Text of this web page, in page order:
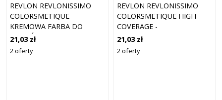
REVLON REVLONISSIMO
COLORSMETIQUE -
KREMOWA FARBA DO
WŁOSÓW, 60ML 7,44 |
ŚREDNI INTENSYWNY
MIEDZIANY BLOND
21,03 zł
2 oferty
REVLON REVLONISSIMO
COLORSMETIQUE HIGH
COVERAGE -
PROFESJONALNA FARBA DO
SIWYCH WŁOSÓW, 60ML HC
7,41 | ŚREDNI
21,03 zł
2 oferty